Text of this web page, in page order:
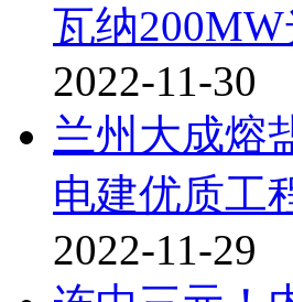
瓦纳
2022-11-30
兰州大成熔
电建优质工
2022-11-29